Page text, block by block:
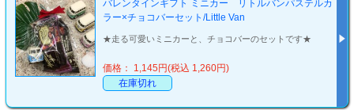
バレンタインギフト ミニカー リトルバンパステルカ
ラー×チョコバーセット/Little Van
★走る可愛いミニカーと、チョコバーのセットです★
価格： 1,145円(税込 1,260円)
在庫切れ